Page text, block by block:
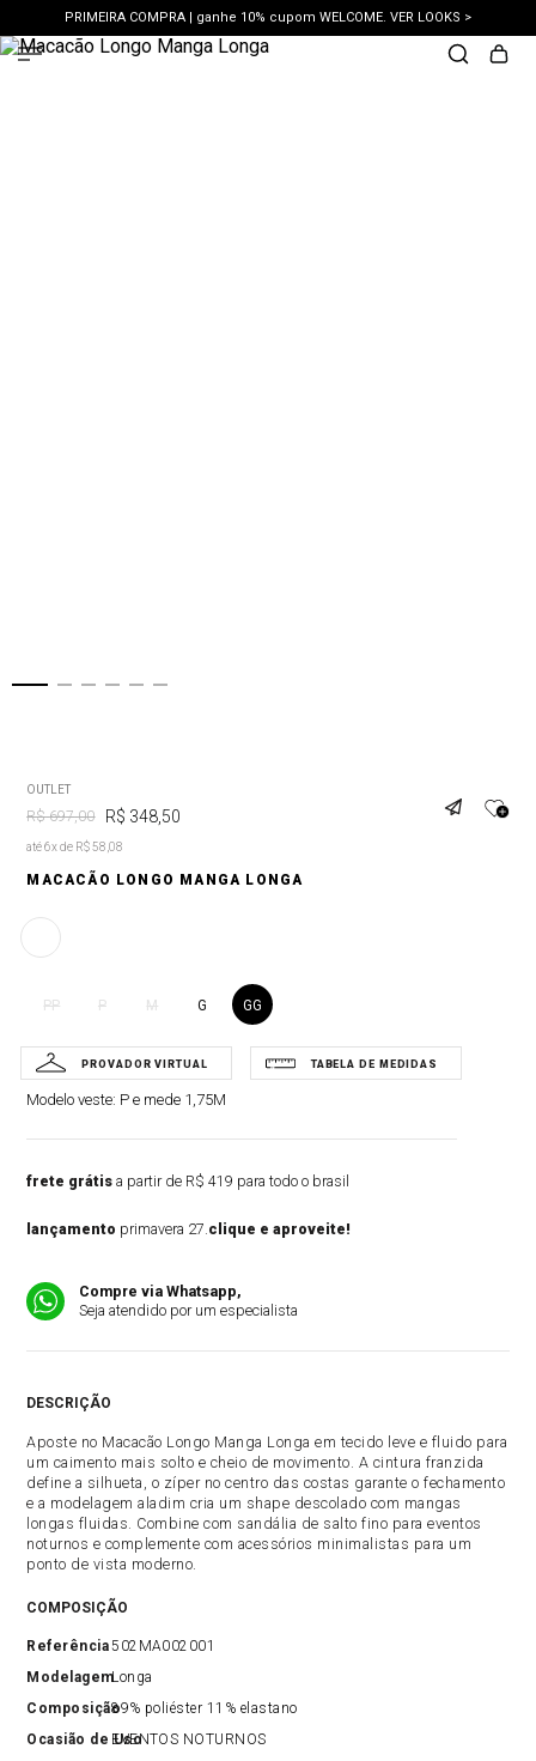
PRIMEIRA COMPRA | ganhe 10% cupom WELCOME. VER LOOKS >
PIX | 5% off no pix à vista. APROVEITAR >
OUTLET
R$ 697,00 R$ 348 50
até 6x de R$ 58,08
MACACÃO LONGO MANGA LONGA
PP P M G GG
Modelo veste: P e mede 1,75M
frete grátis a partir de R$ 419 para todo o brasil
lançamento primavera 27.clique e aproveite!
Compre via Whatsapp,
Seja atendido por um especialista
DESCRIÇÃO
Aposte no Macacão Longo Manga Longa em tecido leve e fluido para
um caimento mais solto e cheio de movimento. A cintura franzida
define a silhueta, o zíper no centro das costas garante o fechamento
e a modelagem aladim cria um shape descolado com mangas
longas fluidas. Combine com sandália de salto fino para eventos
noturnos e complemente com acessórios minimalistas para um
ponto de vista moderno.
COMPOSIÇÃO
Referência502MA002001
ModelagemLonga
Composição89% poliéster 11% elastano
Ocasião de UsoEVENTOS NOTURNOS